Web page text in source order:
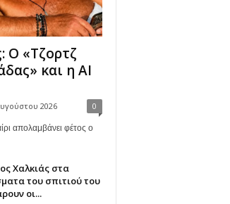
Ο «Τζορτζ
και η AI
2026 0
απολαμβάνει φέτος ο
Χαλκιάς στα
του σπιτιού του
οι...